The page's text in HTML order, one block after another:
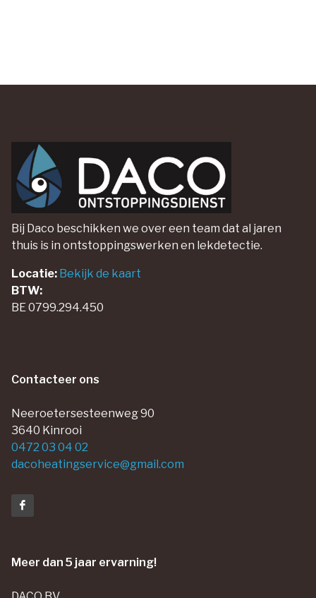
Bij Daco beschikken we over een team dat al jaren
thuis is in ontstoppingswerken en lekdetectie.
Locatie: Bekijk de kaart
BTW:
BE 0799.294.450
Contacteer ons
Neeroetersesteenweg 90
3640 Kinrooi
0472 03 04 02
dacoheatingservice@gmail.com
Meer dan 5 jaar ervarning!